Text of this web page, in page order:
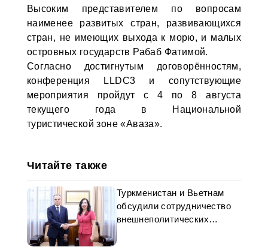
Высоким представителем по вопросам
наименее развитых стран, развивающихся
стран, не имеющих выхода к морю, и малых
островных государств Рабаб Фатимой.
Согласно достигнутым договорённостям,
конференция LLDC3 и сопутствующие
мероприятия пройдут с 4 по 8 августа
текущего года в Национальной
туристической зоне «Аваза».
Читайте также
Туркменистан и Вьетнам
обсудили сотрудничество
внешнеполитических
ведомств